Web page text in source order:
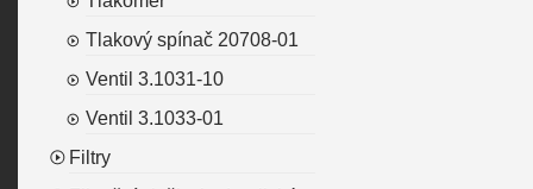
Tlakový spínač 20708-01
Ventil 3.1031-10
Ventil 3.1033-01
Filtry